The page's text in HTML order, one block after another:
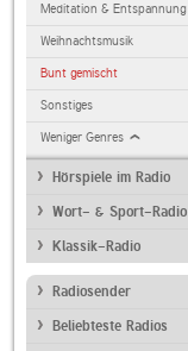
Meditation & Entspannung
Weihnachtsmusik
Bunt gemischt
Sonstiges
Weniger Genres
Hörspiele im Radio
Wort- & Sport-Radio
Klassik-Radio
Radiosender
Beliebteste Radios